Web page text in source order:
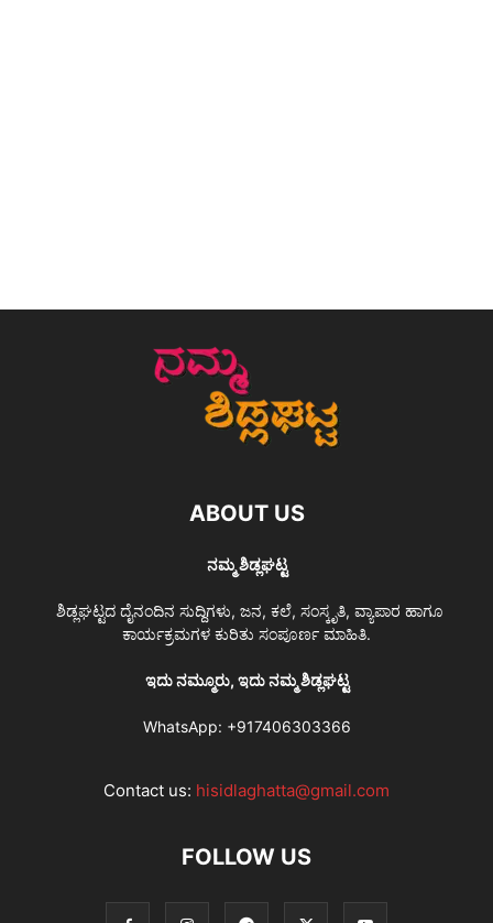
ABOUT US
ನಮ್ಮ ಶಿಡ್ಲಘಟ್ಟ
ಶಿಡ್ಲಘಟ್ಟದ ದೈನಂದಿನ ಸುದ್ದಿಗಳು, ಜನ, ಕಲೆ, ಸಂಸ್ಕೃತಿ, ವ್ಯಾಪಾರ ಹಾಗೂ
ಕಾರ್ಯಕ್ರಮಗಳ ಕುರಿತು ಸಂಪೂರ್ಣ ಮಾಹಿತಿ.
ಇದು ನಮ್ಮೂರು, ಇದು ನಮ್ಮ ಶಿಡ್ಲಘಟ್ಟ
WhatsApp: +917406303366
Contact us: hisidlaghatta@gmail.com
FOLLOW US